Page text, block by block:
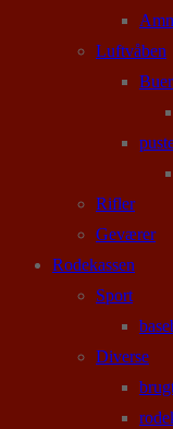
Luftvåben
Buer
Rifler
Geværer
Rodekassen
Sport
Diverse